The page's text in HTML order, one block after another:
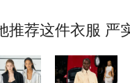
推荐这件衣服 严